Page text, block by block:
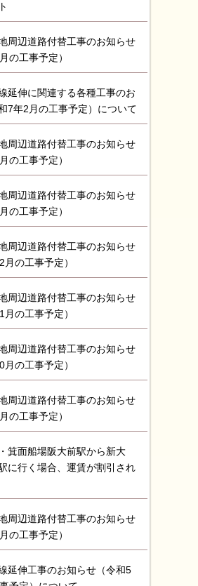
周辺道路付替工事のお知らせ
の工事予定）
延伸に関連する各種工事のお
7年2月の工事予定）について
周辺道路付替工事のお知らせ
の工事予定）
周辺道路付替工事のお知らせ
の工事予定）
周辺道路付替工事のお知らせ
月の工事予定）
周辺道路付替工事のお知らせ
月の工事予定）
周辺道路付替工事のお知らせ
月の工事予定）
周辺道路付替工事のお知らせ
の工事予定）
箕面船場阪大前駅から新大
に行く場合、運賃が割引され
周辺道路付替工事のお知らせ
の工事予定）
延伸工事のお知らせ（令和5